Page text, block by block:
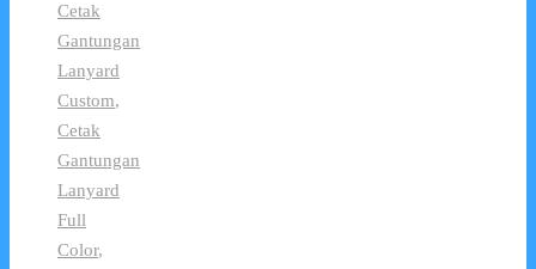
Cetak
Gantungan
Lanyard
Custom,
Cetak
Gantungan
Lanyard
Full
Color,